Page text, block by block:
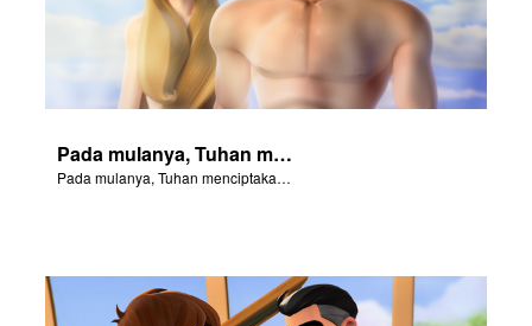
Pada mulanya, Tuhan menciptakan...
Pada mulanya, Tuhan menciptakan...